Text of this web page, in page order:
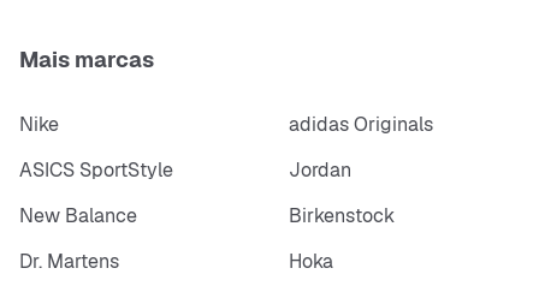
Mais marcas
Nike
adidas Originals
ASICS SportStyle
Jordan
New Balance
Birkenstock
Dr. Martens
Hoka